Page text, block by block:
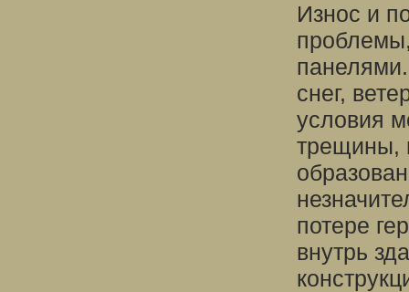
Износ и
снег,
условия
трещины,
потере
внутрь